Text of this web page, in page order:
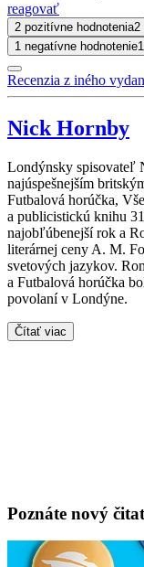
reagovať
2 pozitívne hodnotenia2
1 negatívne hodnotenie1
Recenzia z iného
Nick Hornby
Londýnsky spisovateľ
najúspešnejším
Futbalová horúčka,
a publicistickú knihu
najobľúbenejší rok a
literárnej ceny A. M.
svetových jazykov.
a Futbalová horúčka
povolaní v Londýne.
Čítať viac
Poznáte nový